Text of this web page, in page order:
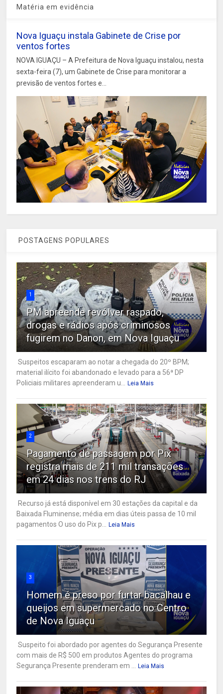
Matéria em evidência
Nova Iguaçu instala Gabinete de Crise por
ventos fortes
NOVA IGUAÇU – A Prefeitura de Nova Iguaçu instalou, nesta
sexta-feira (7), um Gabinete de Crise para monitorar a
previsão de ventos fortes e...
POSTAGENS POPULARES
1
PM apreende revólver raspado,
drogas e rádios após criminosos
fugirem no Danon, em Nova Iguaçu
Suspeitos escaparam ao notar a chegada do 20º BPM;
material ilícito foi abandonado e levado para a 56ª DP
Policiais militares apreenderam u... Leia Mais
2
Pagamento de passagem por Pix
registra mais de 211 mil transações
em 24 dias nos trens do RJ
Recurso já está disponível em 30 estações da capital e da
Baixada Fluminense; média em dias úteis passa de 10 mil
pagamentos O uso do Pix p... Leia Mais
3
Homem é preso por furtar bacalhau e
queijos em supermercado no Centro
de Nova Iguaçu
Suspeito foi abordado por agentes do Segurança Presente
com mais de R$ 500 em produtos Agentes do programa
Segurança Presente prenderam em ... Leia Mais